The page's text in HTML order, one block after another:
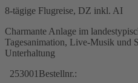
8-tägige Flugreise, DZ inkl. AI
Charmante Anlage im
Tagesanimation, Live-Musik und
Unterhaltung
253001 Bestellnr.: